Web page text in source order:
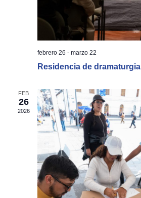
febrero 26 - marzo 22
Residencia de dramaturgia
FEB
26
2026